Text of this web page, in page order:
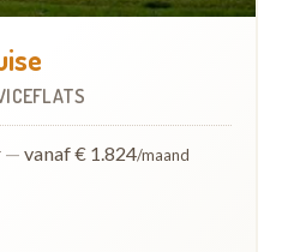
— vanaf € 1.824/maand